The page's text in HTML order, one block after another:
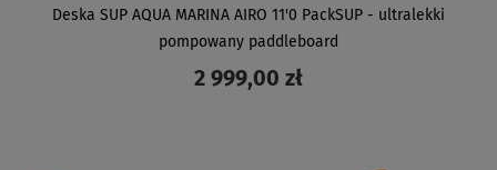
Deska SUP AQUA MARINA AIRO 11'0 PackSUP - ultralekki
pompowany paddleboard
2 999,00 zł